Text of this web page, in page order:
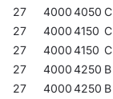
27
40004050 C
27
40004150 C
27
40004150 C
27
40004250 B
27
40004250 B